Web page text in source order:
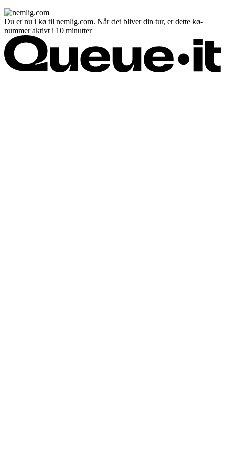
Du er nu i kø til nemlig.com. Når det bliver din tur, er dette kø-
nummer aktivt i 10 minutter